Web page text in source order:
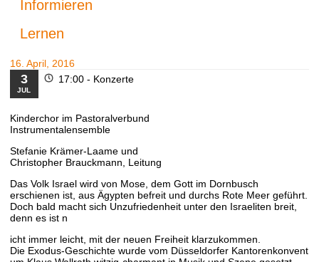
Informieren
Lernen
16. April, 2016
3
JUL
17:00 - Konzerte
Kinderchor im Pastoralverbund
Instrumentalensemble
Stefanie Krämer-Laame und
Christopher Brauckmann, Leitung
Das Volk Israel wird von Mose, dem Gott im Dornbusch
erschienen ist, aus Ägypten befreit und durchs Rote Meer geführt.
Doch bald macht sich Unzufriedenheit unter den Israeliten breit,
denn es ist n
icht immer leicht, mit der neuen Freiheit klarzukommen.
Die Exodus-Geschichte wurde vom Düsseldorfer Kantorenkonvent